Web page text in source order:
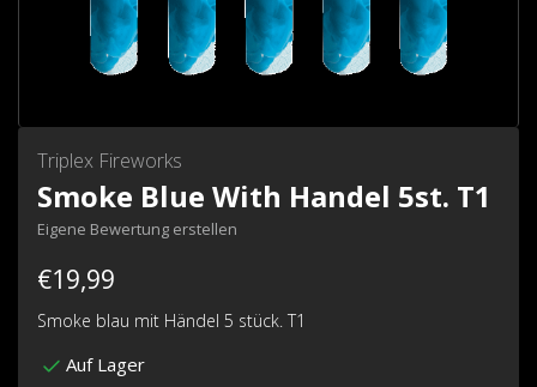
Triplex Fireworks
Smoke Blue With Handel 5st. T1
Eigene Bewertung erstellen
€19,99
Smoke blau mit Händel 5 stück. T1
Auf Lager